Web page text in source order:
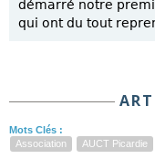
démarré notre
qui ont du tout
Mots Clés :
Association
AUCT Picardie